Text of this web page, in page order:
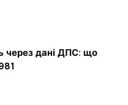
через дані ДПС: що